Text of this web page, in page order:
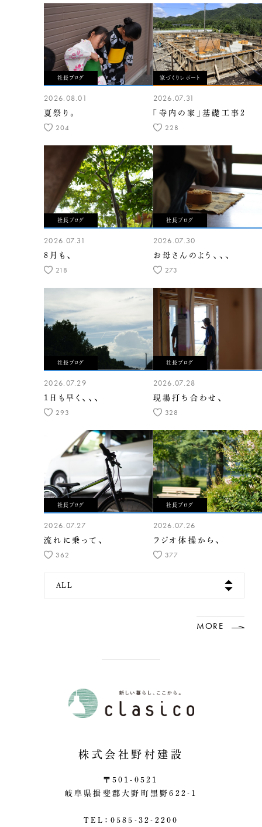
社長ブログ
2026.08.01
夏祭り。
204
家づくりレポート
2026.07.31
「寺内の家」基礎工事2
228
社長ブログ
2026.07.31
8月も、
218
社長ブログ
2026.07.30
お母さんのよう、、、
273
社長ブログ
2026.07.29
1日も早く、、、
293
社長ブログ
2026.07.28
現場打ち合わせ、
328
社長ブログ
2026.07.27
流れに乗って、
362
社長ブログ
2026.07.26
ラジオ体操から、
377
ALL
MORE
株式会社野村建設
〒501-0521
岐阜県揖斐郡大野町黒野622-1
TEL：0585-32-2200